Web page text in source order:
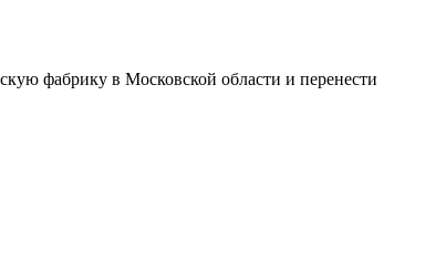
фабрику в Московской области и перенести